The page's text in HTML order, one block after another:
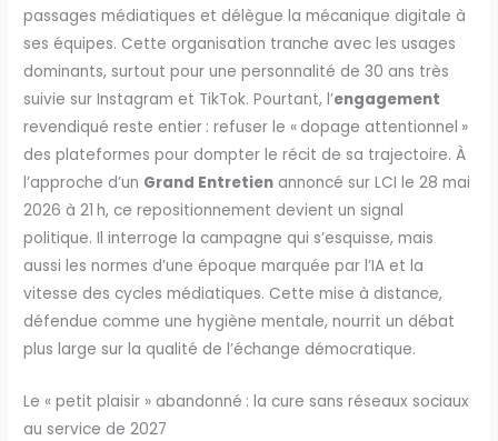
passages médiatiques et délègue la mécanique digitale à
ses équipes. Cette organisation tranche avec les usages
dominants, surtout pour une personnalité de 30 ans très
suivie sur Instagram et TikTok. Pourtant, l’engagement
revendiqué reste entier : refuser le « dopage attentionnel »
des plateformes pour dompter le récit de sa trajectoire. À
l’approche d’un Grand Entretien annoncé sur LCI le 28 mai
2026 à 21 h, ce repositionnement devient un signal
politique. Il interroge la campagne qui s’esquisse, mais
aussi les normes d’une époque marquée par l’IA et la
vitesse des cycles médiatiques. Cette mise à distance,
défendue comme une hygiène mentale, nourrit un débat
plus large sur la qualité de l’échange démocratique.
Le « petit plaisir » abandonné : la cure sans réseaux sociaux
au service de 2027